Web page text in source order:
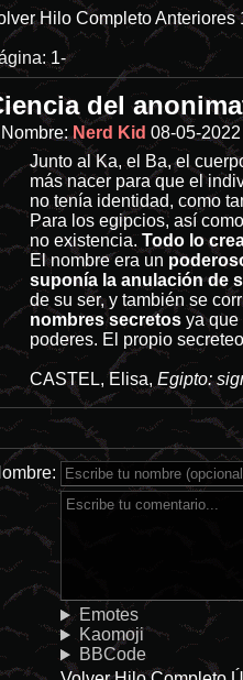
hablando desde un contexto
Hilo CompletoAnteriores
1-
del
Nombre: Nerd Kid 08-05-
Junto al Ka, el Ba, el
más nacer para que el
no tenía identidad, como
Para los egipcios, así
no existencia. Todo lo
El nombre era un
suponía la anulación de
de su ser, y también se
nombres secretos ya que
poderes. El propio
CASTEL, Elisa, Egipto:
Emotes
Kaomoji
BBCode